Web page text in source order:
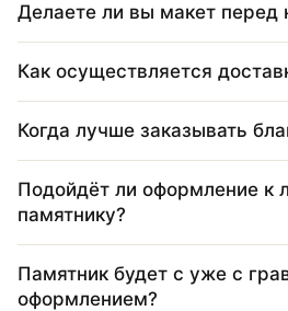
Делаете ли вы макет перед
Как осуществляется
Когда лучше заказывать
Подойдёт ли оформление к
памятнику?
Памятник будет с уже с
оформлением?